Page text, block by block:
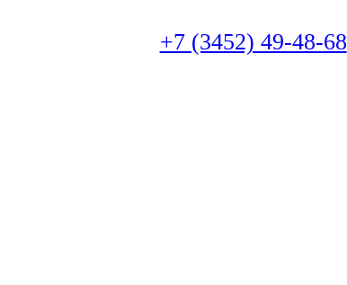
+7 (3452) 49-48-68